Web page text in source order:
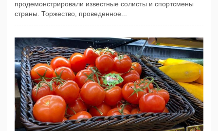
продемонстрировали известные солисты и спортсмены
страны. Торжество, проведенное...